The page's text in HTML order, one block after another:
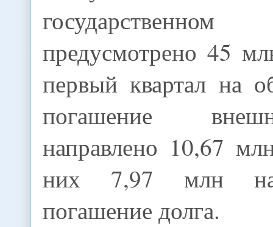
предусмотрено 45
первый квартал на
погашение
направлено 10,67
них 7,97 млн
погашение долга.